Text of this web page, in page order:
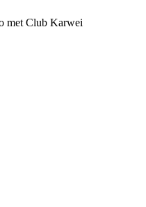
met Club Karwei